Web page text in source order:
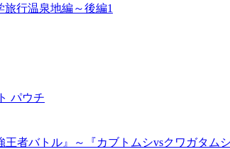
行温泉地編～後編1
パウチ
者バトル』～『カブトムシvsクワガタム